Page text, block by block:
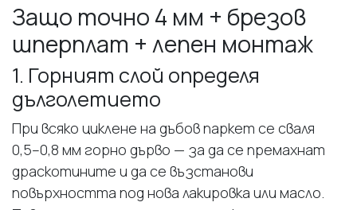
Защо точно 4 мм + брезов
шперплат + лепен монтаж
1. Горният слой определя
дълголетието
При всяко циклене на дъбов паркет се сваля
0,5–0,8 мм горно дърво — за да се премахнат
драскотините и да се възстанови
повърхността под нова лакировка или масло.